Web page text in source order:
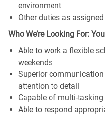
environment
Other duties as assigned
Who We’re Looking For:
Able to work a flexible
weekends
Superior
attention to detail
Capable of multi-tasking
Able to respond